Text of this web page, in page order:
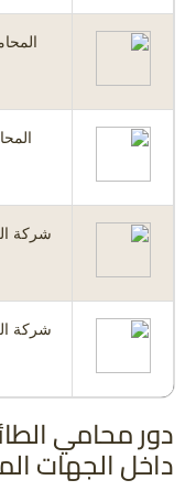
شركة
شركة
دور محامي
داخل الجهات